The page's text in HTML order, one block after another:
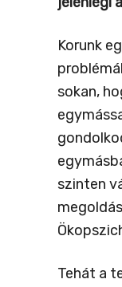
Korunk
sokan,
szinten
Tehát a